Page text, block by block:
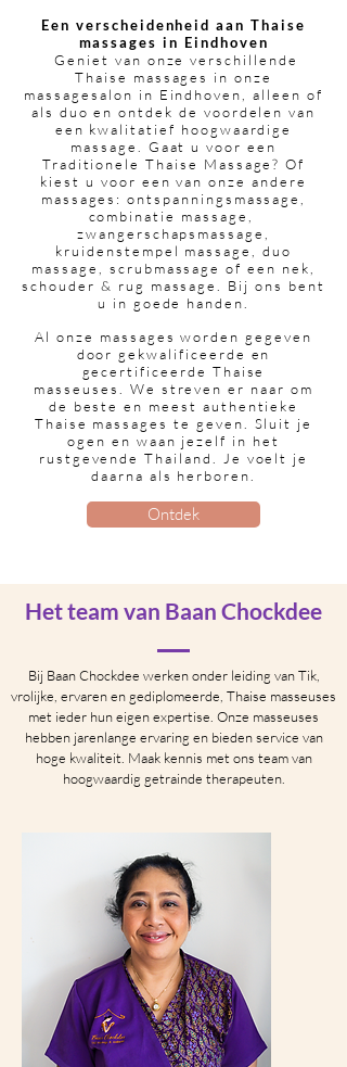
Een verscheidenheid aan Thaise
massages in Eindhoven
Geniet van onze verschillende
Thaise massages in onze
massagesalon in Eindhoven, alleen of
als duo en ontdek de voordelen van
een kwalitatief hoogwaardige
massage. Gaat u voor een
Traditionele Thaise Massage? Of
kiest u voor een van onze andere
massages: ontspanningsmassage,
combinatie massage,
zwangerschapsmassage,
kruidenstempel massage, duo
massage, scrubmassage of een nek,
schouder & rug massage. Bij ons bent
u in goede handen.
Al onze massages worden gegeven
door gekwalificeerde en
gecertificeerde Thaise
masseuses
We streven er naar om
de beste en meest authentieke
Thaise massages te geven. Sluit je
ogen en waan jezelf in het
rustgevende Thailand. Je voelt je
daarna als herboren.
Ontdek
Het team van Baan Chockdee
Bij Baan Chockdee werken onder leiding van Tik,
vrolijke, ervaren en gediplomeerde, Thaise masseuses
met ieder hun eigen expertise. Onze masseuses
hebben jarenlange ervaring en bieden service van
hoge kwaliteit. Maak kennis met ons team van
hoogwaardig getrainde therapeuten.